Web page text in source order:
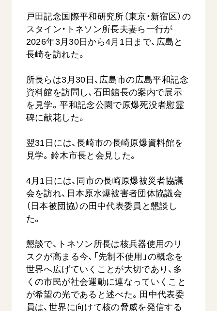
入会について
関連団体
道府県中心会館
聖教ブックストア
soka youth media
Soka Gakkai グローバルサイト
SOKA PICKS すべて見る
心」 長崎県 吉岡加…
2026.08.09
SDGs 平和 動画
証言 長崎
戸田記念国際平和研究所（東京・新宿区）の
スタイン・トネソン所長夫妻ら一行が
2026年3月30日から4月1日まで、広島と
長崎を訪れた。
所長らは3月30日、広島市の広島平和記念
資料館を訪問し、石田館長の案内で展示
を見学。平和記念公園で原爆死没者慰霊
碑に献花した。
翌31日には、長崎市の長崎原爆資料館を
見学。鈴木市長と会見した。
4月1日には、同市の長崎原爆被災者協議
会を訪れ、日本原水爆被害者団体協議会
（日本被団協）の田中代表委員と懇談し
た。
懇談で、トネソン所長は核兵器使用のリ
スクが高まる今、「先制不使用」の概念を
世界へ広げていくことが大切であり、多
くの市民が社会運動に連なっていくこと
が希望の光であると述べた。田中代表委
員は、世界に向けて核の脅威を発信する